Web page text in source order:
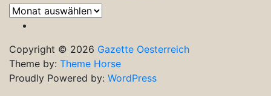
Frühere
Ausgaben
Copyright © 2026 Gazette Oesterreich
Theme by: Theme Horse
Proudly Powered by: WordPress